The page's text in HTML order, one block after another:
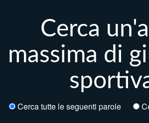
Cerca
massima di
Cerca tutte le seguenti parole